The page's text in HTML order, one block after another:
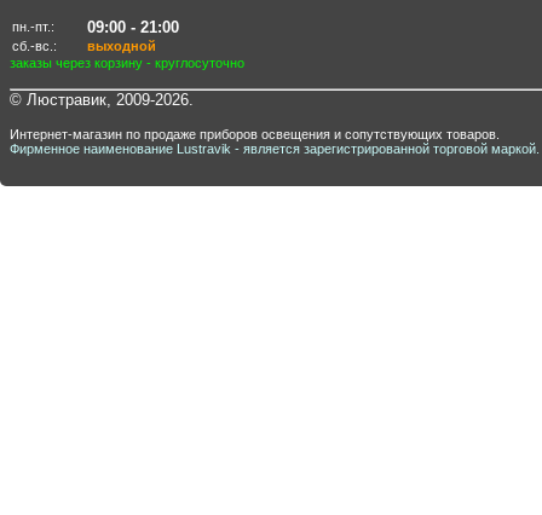
пн.-пт.: 09:00 - 21:00
сб.-вс.:
выходной
заказы через корзину - круглосуточно
© Люстравик, 2009-2026.
Интернет-магазин по продаже приборов освещения и сопутствующих товаров.
Фирменное наименование Lustravik - является зарегистрированной торговой